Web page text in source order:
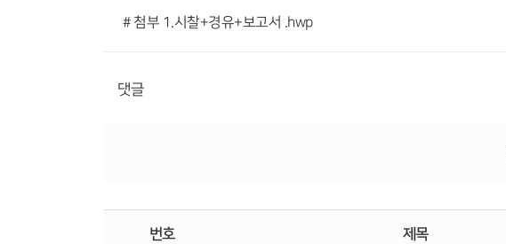
# 첨부 1.시찰+경유+보고서 .hwp
댓글
번호 제목